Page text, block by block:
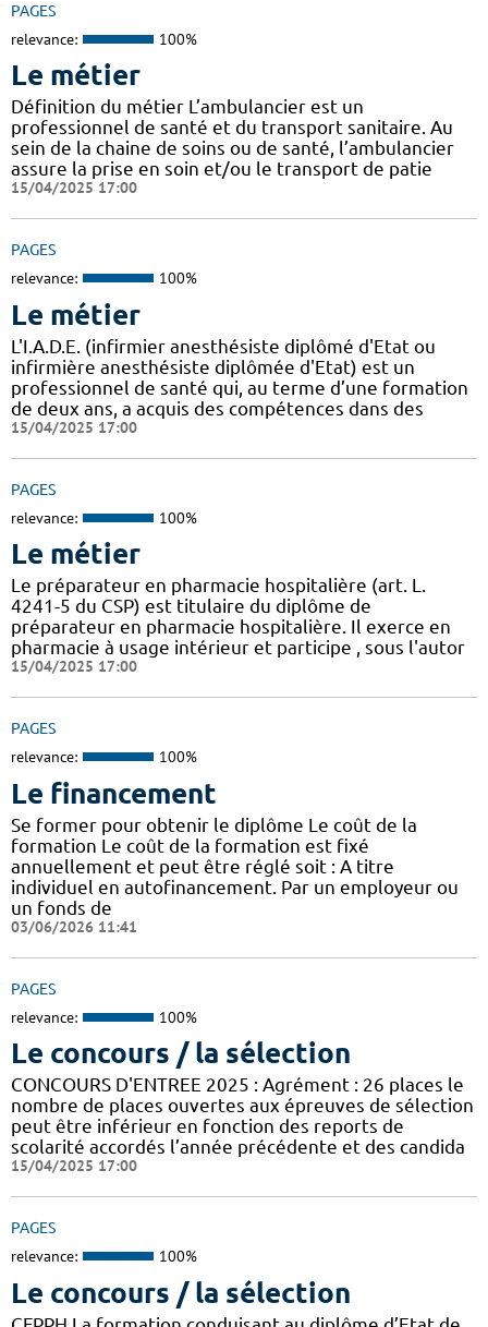
PAGES
relevance: 100%
Le métier
Définition du métier L’ambulancier est un
professionnel de santé et du transport sanitaire. Au
sein de la chaine de soins ou de santé, l’ambulancier
assure la prise en soin et/ou le transport de patie
15/04/2025 17:00
PAGES
relevance: 100%
Le métier
L'I.A.D.E. (infirmier anesthésiste diplômé d'Etat ou
infirmière anesthésiste diplômée d'Etat) est un
professionnel de santé qui, au terme d’une formation
de deux ans, a acquis des compétences dans des
15/04/2025 17:00
PAGES
relevance: 100%
Le métier
Le préparateur en pharmacie hospitalière (art. L.
4241-5 du CSP) est titulaire du diplôme de
préparateur en pharmacie hospitalière. Il exerce en
pharmacie à usage intérieur et participe , sous l'autor
15/04/2025 17:00
PAGES
relevance: 100%
Le financement
Se former pour obtenir le diplôme Le coût de la
formation Le coût de la formation est fixé
annuellement et peut être réglé soit : A titre
individuel en autofinancement. Par un employeur ou
un fonds de
03/06/2026 11:41
PAGES
relevance: 100%
Le concours / la sélection
CONCOURS D'ENTREE 2025 : Agrément : 26 places le
nombre de places ouvertes aux épreuves de sélection
peut être inférieur en fonction des reports de
scolarité accordés l’année précédente et des candida
15/04/2025 17:00
PAGES
relevance: 100%
Le concours / la sélection